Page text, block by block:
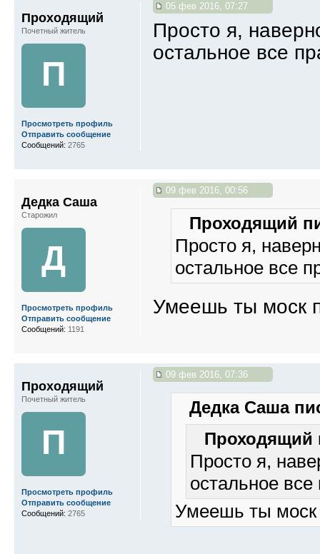
05 фев 2016, 07:27
Просто я,
остальное все
Проходящий
Почетный житель
П
Просмотреть профиль
Отправить сообщение
Сообщений: 2765
09 фев 2016, 00:56
Проходящий
Просто я,
остальное все
Умеешь ты моск
Дедка Саша
Старожил
Д
Просмотреть профиль
Отправить сообщение
Сообщений: 1191
09 фев 2016, 07:36
Дедка Саша
Проходящий
Просто я,
остальное
Умеешь ты моск
Проходящий
Почетный житель
П
Просмотреть профиль
Отправить сообщение
Сообщений: 2765